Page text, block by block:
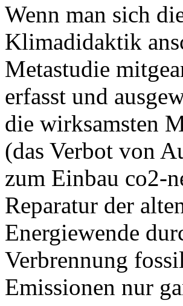
Wenn man sich
Klimadidaktik
Metastudie
erfasst und
die wirksamsten
(das Verbot von
zum Einbau co2-
Reparatur der
Energiewende
Verbrennung
Emissionen nur